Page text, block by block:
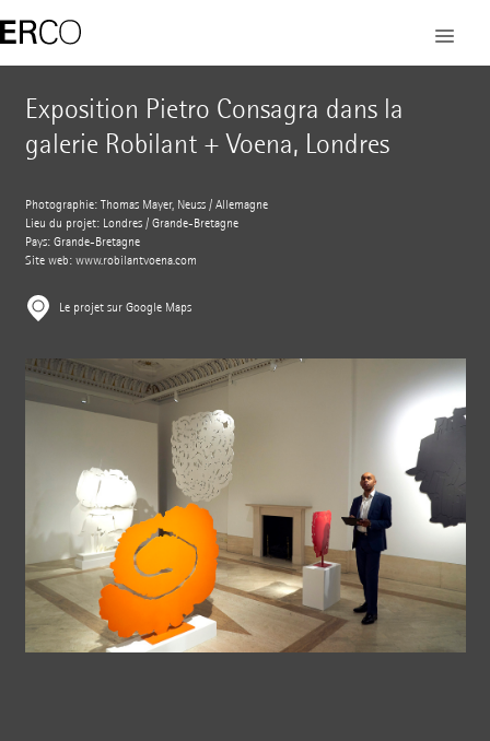
Exposition Pietro Consagra dans la
galerie Robilant + Voena, Londres
Photographie: Thomas Mayer, Neuss / Allemagne
Lieu du projet: Londres / Grande-Bretagne
Pays: Grande-Bretagne
Site web: www.robilantvoena.com
Le projet sur Google Maps